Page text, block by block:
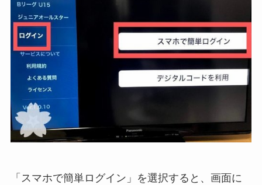
「スマホで簡単ログイン」を選択すると、画面に